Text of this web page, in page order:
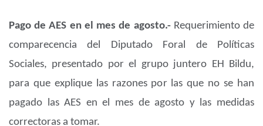
Pago de AES en el mes de agosto.- Requerimiento de
comparecencia del Diputado Foral de Políticas
Sociales, presentado por el grupo juntero EH Bildu,
para que explique las razones por las que no se han
pagado las AES en el mes de agosto y las medidas
correctoras a tomar.